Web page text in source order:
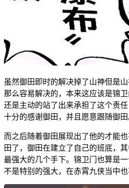
虽然御田即时的解决掉了山神但是
那么容易解决的，本来这应该是锦
还是主动的站了出来承担了这个责
十分的感谢御田，并且愿意跟随御田
而之后随着御田展现出了他的才能
田了，御田在建立了自己的班底，
最强大的几个手下。锦卫门也算是
不是特别的强大，在赤霄九侠当中也